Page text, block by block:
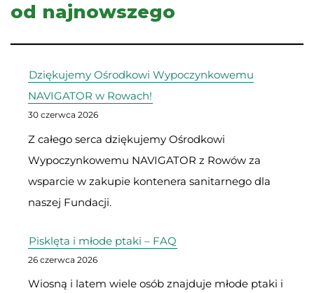
od najnowszego
Dziękujemy Ośrodkowi Wypoczynkowemu
NAVIGATOR w Rowach!
30 czerwca 2026
Z całego serca dziękujemy Ośrodkowi
Wypoczynkowemu NAVIGATOR z Rowów za
wsparcie w zakupie kontenera sanitarnego dla
naszej Fundacji.
Pisklęta i młode ptaki – FAQ
26 czerwca 2026
Wiosną i latem wiele osób znajduje młode ptaki i